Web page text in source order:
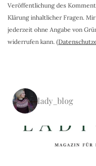
Veröffentlichung des
Klärung inhaltlicher Fragen.
jederzeit ohne Angabe von
widerrufen kann. (
lady_blog